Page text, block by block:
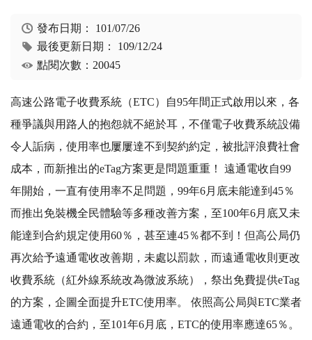
發布日期： 101/07/26
最後更新日期： 109/12/24
點閱次數：20045
高速公路電子收費系統（ETC）自95年間正式啟用以來，各
種爭議與用路人的抱怨就不絕於耳，不僅電子收費系統設備
令人詬病，使用率也屢屢達不到契約約定，被批評浪費社會
成本，而新推出的eTag方案更是問題重重！ 遠通電收自99
年開始，一直有使用率不足問題，99年6月底未能達到45％
而推出免裝機全民體驗等多種改善方案，至100年6月底又未
能達到合約規定使用60％，甚至連45％都不到！但高公局仍
再次給予遠通電收改善期，未處以罰款，而遠通電收則更改
收費系統（紅外線系統改為微波系統），祭出免費提供eTag
的方案，企圖全面提升ETC使用率。 依照高公局與ETC業者
遠通電收的合約，至101年6月底，ETC的使用率應達65％。